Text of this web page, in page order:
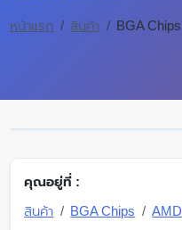
หน้าแรก สินค้า BGA Chips
คุณอยู่ที่ :
สินค้า
BGA Chips AMD